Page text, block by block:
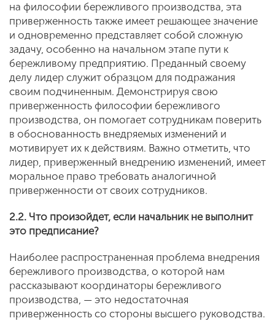
на философии бережливого производства, эта
приверженность также имеет решающее значение
и одновременно представляет собой сложную
задачу, особенно на начальном этапе пути к
бережливому предприятию. Преданный своему
делу лидер служит образцом для подражания
своим подчиненным. Демонстрируя свою
приверженность философии бережливого
производства, он помогает сотрудникам поверить
в обоснованность внедряемых изменений и
мотивирует их к действиям. Важно отметить, что
лидер, приверженный внедрению изменений, имеет
моральное право требовать аналогичной
приверженности от своих сотрудников.
2.2. Что произойдет, если начальник не выполнит
это предписание?
Наиболее распространенная проблема внедрения
бережливого производства, о которой нам
рассказывают координаторы бережливого
производства, — это недостаточная
приверженность со стороны высшего руководства.